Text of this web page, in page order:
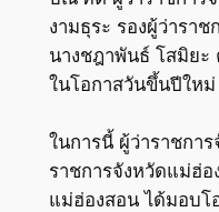
งามธุระ รองผู้ว่ารา
นางชฎาพันธ์ โสมิยะ
ในโอกาสวันขึ้นปีให
ในการนี้ ผู้ว่าราชกา
ราชการจังหวัดแม่ฮ่
แม่ฮ่องสอน ได้มอบ